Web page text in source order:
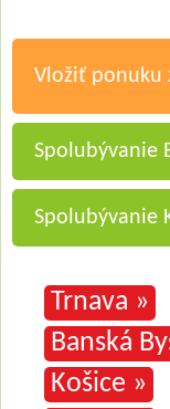
Vložiť ponuku
Spolubývanie
Spolubývanie
Trnava »
Banská
Košice »